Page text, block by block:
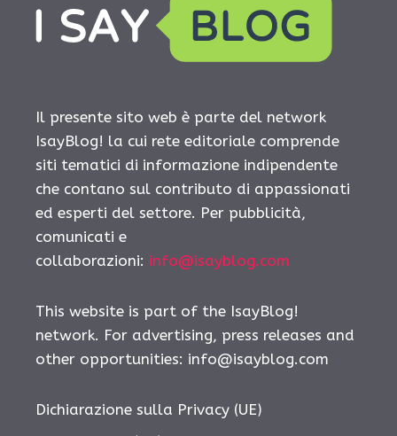
Il presente sito web è parte del network
IsayBlog! la cui rete editoriale comprende
siti tematici di informazione indipendente
che contano sul contributo di appassionati
ed esperti del settore. Per pubblicità,
comunicati e
collaborazioni: info@isayblog.com
This website is part of the IsayBlog!
network. For advertising, press releases and
other opportunities: info@isayblog.com
Dichiarazione sulla Privacy (UE)